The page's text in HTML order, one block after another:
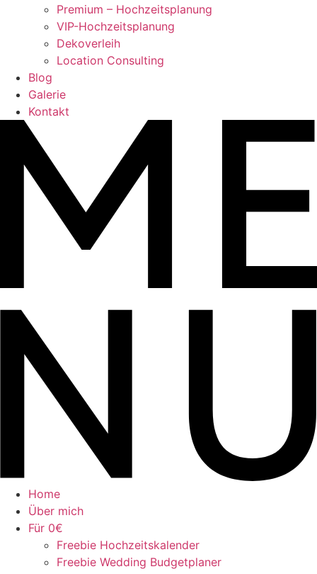
Premium – Hochzeitsplanung
VIP-Hochzeitsplanung
Dekoverleih
Location Consulting
Blog
Galerie
Kontakt
Home
Über mich
Für 0€
Freebie Hochzeitskalender
Freebie Wedding Budgetplaner